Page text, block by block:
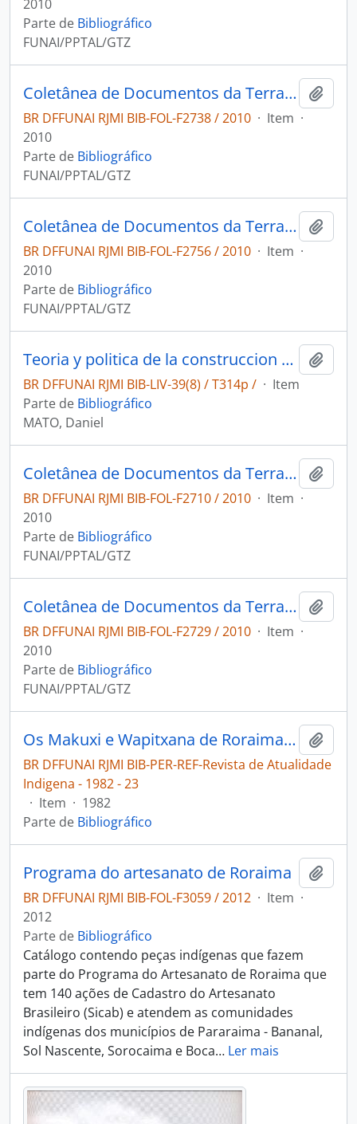
2010
Parte de Bibliográfico
FUNAI/PPTAL/GTZ
Coletânea de Documentos da Terra Indígena Moskow
BR DFFUNAI RJMI BIB-FOL-F2738 / 2010 · Item ·
2010
Parte de Bibliográfico
FUNAI/PPTAL/GTZ
Coletânea de Documentos da Terra Indígena Anaro
BR DFFUNAI RJMI BIB-FOL-F2756 / 2010 · Item ·
2010
Parte de Bibliográfico
FUNAI/PPTAL/GTZ
Teoria y politica de la construccion de identidades y diferencias en America Latina y el Caribe
BR DFFUNAI RJMI BIB-LIV-39(8) / T314p / · Item
Parte de Bibliográfico
MATO, Daniel
Coletânea de Documentos da Terra Indígena Boqueirão
BR DFFUNAI RJMI BIB-FOL-F2710 / 2010 · Item ·
2010
Parte de Bibliográfico
FUNAI/PPTAL/GTZ
Coletânea de Documentos da Terra Indígena Raimundão
BR DFFUNAI RJMI BIB-FOL-F2729 / 2010 · Item ·
2010
Parte de Bibliográfico
FUNAI/PPTAL/GTZ
Os Makuxi e Wapitxana de Roraima [Revista de Atualidade Indigena]
BR DFFUNAI RJMI BIB-PER-REF-Revista de Atualidade
Indigena - 1982 - 23
· Item · 1982
Parte de Bibliográfico
Programa do artesanato de Roraima
BR DFFUNAI RJMI BIB-FOL-F3059 / 2012 · Item ·
2012
Parte de Bibliográfico
Catálogo contendo peças indígenas que fazem
parte do Programa do Artesanato de Roraima que
tem 140 ações de Cadastro do Artesanato
Brasileiro (Sicab) e atendem as comunidades
indígenas dos municípios de Pararaima - Bananal,
Sol Nascente, Sorocaima e Boca… Ler mais